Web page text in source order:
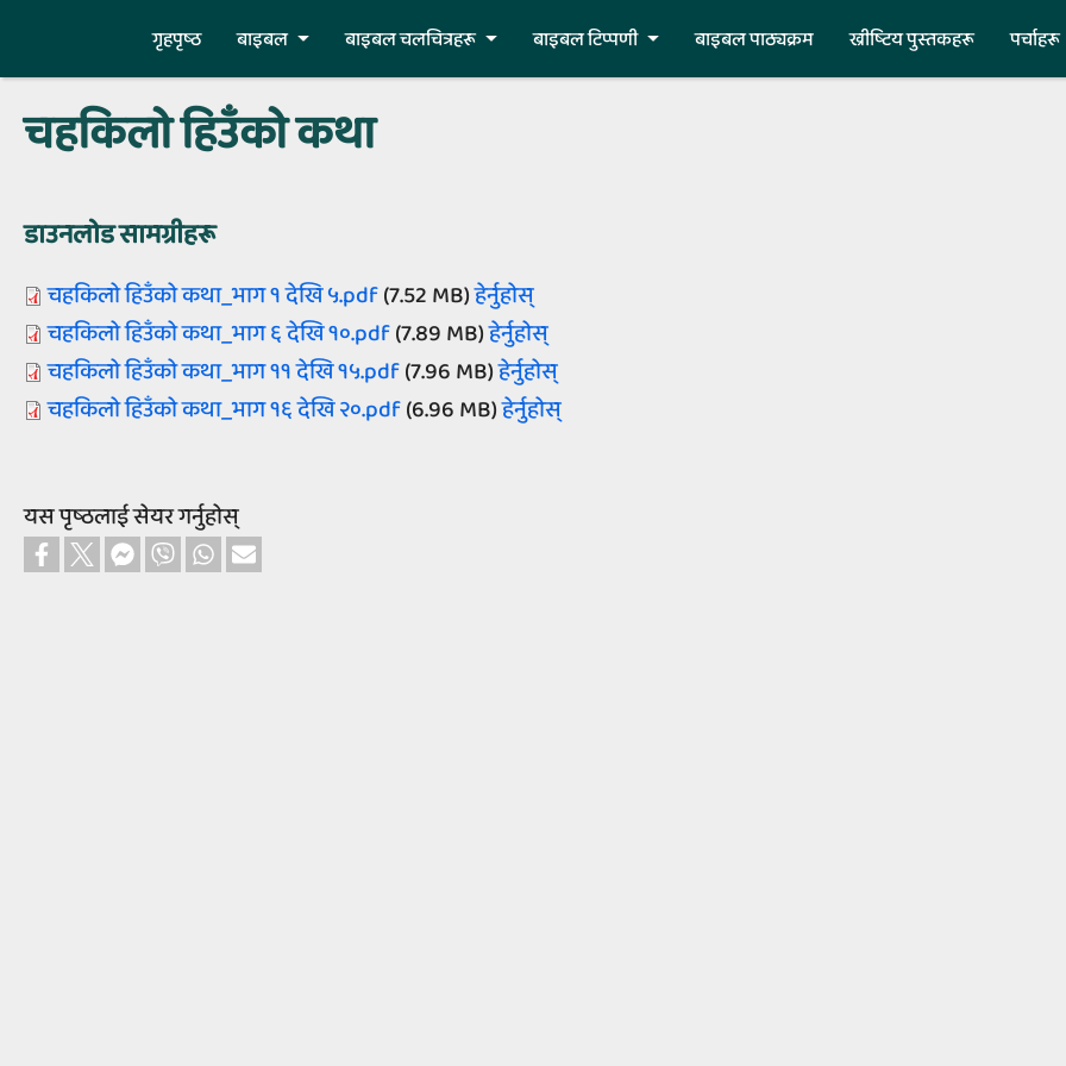
गृहपृष्‍ठ बाइबल बाइबल चलचित्रहरू बाइबल टिप्‍पणी बाइबल पाठ्यक्रम ख्रीष्‍टिय पुस्‍तकहरू पर्चाहरू
चहकिलो हिउँको कथा
डाउनलोड सामग्रीहरू
Document
चहकिलो हिउँको कथा_भाग १ देखि ५.pdf(7.52 MB)हेर्नुहोस्‌
Document
चहकिलो हिउँको कथा_भाग ६ देखि १०.pdf(7.89 MB)हेर्नुहोस्‌
Document
चहकिलो हिउँको कथा_भाग ११ देखि १५.pdf(7.96 MB)हेर्नुहोस्‌
Document
चहकिलो हिउँको कथा_भाग १६ देखि २०.pdf(6.96 MB)हेर्नुहोस्‌
यस पृष्‍ठलाई सेयर गर्नुहोस्‌